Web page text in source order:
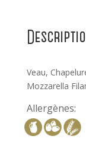
Veau,
Mozzarella
Allergènes: